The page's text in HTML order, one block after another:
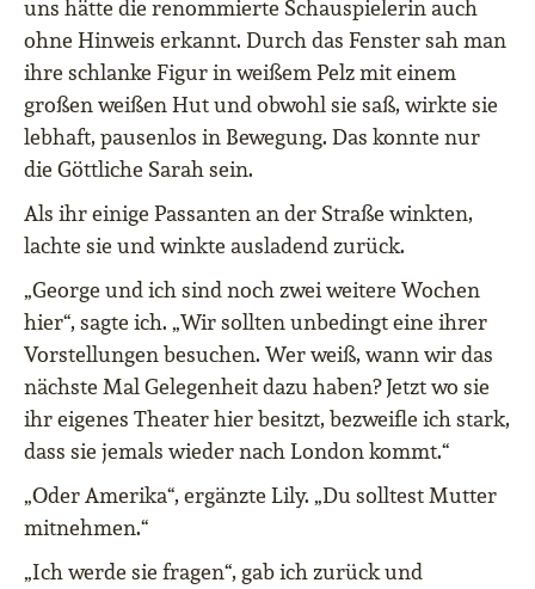
uns hätte die renommierte Schauspielerin auch
ohne Hinweis erkannt. Durch das Fenster sah man
ihre schlanke Figur in weißem Pelz mit einem
großen weißen Hut und obwohl sie saß, wirkte sie
lebhaft, pausenlos in Bewegung. Das konnte nur
die Göttliche Sarah sein.
Als ihr einige Passanten an der Straße winkten,
lachte sie und winkte ausladend zurück.
„George und ich sind noch zwei weitere Wochen
hier“, sagte ich. „Wir sollten unbedingt eine ihrer
Vorstellungen besuchen. Wer weiß, wann wir das
nächste Mal Gelegenheit dazu haben? Jetzt wo sie
ihr eigenes Theater hier besitzt, bezweifle ich stark,
dass sie jemals wieder nach London kommt.“
„Oder Amerika“, ergänzte Lily. „Du solltest Mutter
mitnehmen.“
„Ich werde sie fragen“, gab ich zurück und